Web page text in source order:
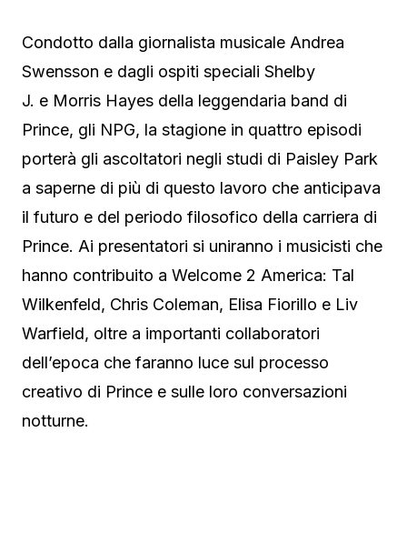
Condotto dalla giornalista musicale Andrea
Swensson e dagli ospiti speciali Shelby
J. e Morris Hayes della leggendaria band di
Prince, gli NPG, la stagione in quattro episodi
porterà gli ascoltatori negli studi di Paisley Park
a saperne di più di questo lavoro che anticipava
il futuro e del periodo filosofico della carriera di
Prince. Ai presentatori si uniranno i musicisti che
hanno contribuito a Welcome 2 America: Tal
Wilkenfeld, Chris Coleman, Elisa Fiorillo e Liv
Warfield, oltre a importanti collaboratori
dell’epoca che faranno luce sul processo
creativo di Prince e sulle loro conversazioni
notturne.